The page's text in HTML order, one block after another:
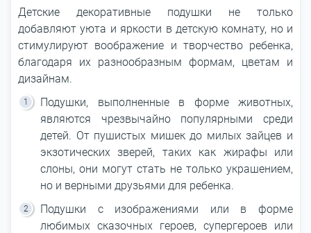
Детские декоративные подушки не только
добавляют уюта и яркости в детскую комнату, но и
стимулируют воображение и творчество ребенка,
благодаря их разнообразным формам, цветам и
дизайнам.
Подушки, выполненные в форме животных,
являются чрезвычайно популярными среди
детей. От пушистых мишек до милых зайцев и
экзотических зверей, таких как жирафы или
слоны, они могут стать не только украшением,
но и верными друзьями для ребенка.
Подушки с изображениями или в форме
любимых сказочных героев, супергероев или